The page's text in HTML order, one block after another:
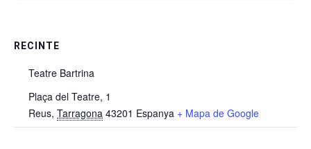
RECINTE
Teatre Bartrina
Plaça del Teatre, 1
Reus, Tarragona 43201 Espanya + Mapa de Google